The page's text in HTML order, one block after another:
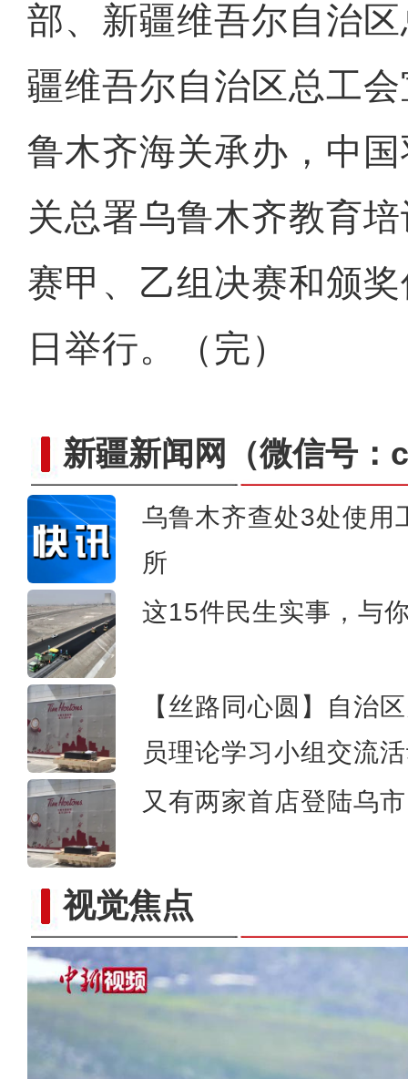
部、新疆维吾尔自治
疆维吾尔自治区总工
鲁木齐海关承办，中
关总署乌鲁木齐教育
赛甲、乙组决赛和颁
日举行。（完）
新疆新闻网 （微信号
乌鲁木齐查处3处使用
所
这15件民生实事，与
【丝路同心圆】自治
员理论学习小组交流
又有两家首店登陆乌
视觉焦点
第六届中国新疆国际民族舞
阿克苏好地方·旅游篇